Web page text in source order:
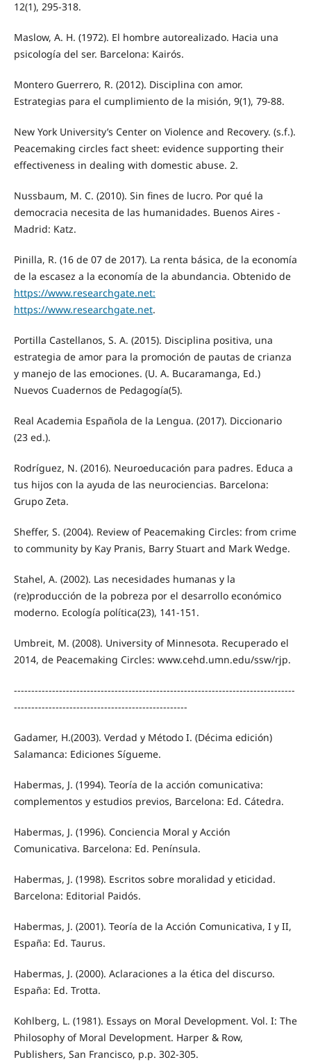
12(1), 295-318.
Maslow, A. H. (1972). El hombre autorealizado. Hacia una
psicología del ser. Barcelona: Kairós.
Montero Guerrero, R. (2012). Disciplina con amor.
Estrategias para el cumplimiento de la misión, 9(1), 79-88.
New York University’s Center on Violence and Recovery. (s.f.).
Peacemaking circles fact sheet: evidence supporting their
effectiveness in dealing with domestic abuse. 2.
Nussbaum, M. C. (2010). Sin fines de lucro. Por qué la
democracia necesita de las humanidades. Buenos Aires -
Madrid: Katz.
Pinilla, R. (16 de 07 de 2017). La renta básica, de la economía
de la escasez a la economía de la abundancia. Obtenido de
https://www.researchgate.net:
https://www.researchgate.net.
Portilla Castellanos, S. A. (2015). Disciplina positiva, una
estrategia de amor para la promoción de pautas de crianza
y manejo de las emociones. (U. A. Bucaramanga, Ed.)
Nuevos Cuadernos de Pedagogía(5).
Real Academia Española de la Lengua. (2017). Diccionario
(23 ed.).
Rodríguez, N. (2016). Neuroeducación para padres. Educa a
tus hijos con la ayuda de las neurociencias. Barcelona:
Grupo Zeta.
Sheffer, S. (2004). Review of Peacemaking Circles: from crime
to community by Kay Pranis, Barry Stuart and Mark Wedge.
Stahel, A. (2002). Las necesidades humanas y la
(re)producción de la pobreza por el desarrollo económico
moderno. Ecología política(23), 141-151.
Umbreit, M. (2008). University of Minnesota. Recuperado el
2014, de Peacemaking Circles: www.cehd.umn.edu/ssw/rjp.
---------------------------------------------------------------------------------
--------------------------------------------------
Gadamer, H.(2003). Verdad y Método I. (Décima edición)
Salamanca: Ediciones Sígueme.
Habermas, J. (1994). Teoría de la acción comunicativa:
complementos y estudios previos, Barcelona: Ed. Cátedra.
Habermas, J. (1996). Conciencia Moral y Acción
Comunicativa. Barcelona: Ed. Península.
Habermas, J. (1998). Escritos sobre moralidad y eticidad.
Barcelona: Editorial Paidós.
Habermas, J. (2001). Teoría de la Acción Comunicativa, I y II,
España: Ed. Taurus.
Habermas, J. (2000). Aclaraciones a la ética del discurso.
España: Ed. Trotta.
Kohlberg, L. (1981). Essays on Moral Development. Vol. I: The
Philosophy of Moral Development. Harper & Row,
Publishers, San Francisco, p.p. 302-305.